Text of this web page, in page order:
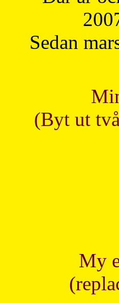
Sedan
(Byt ut
My